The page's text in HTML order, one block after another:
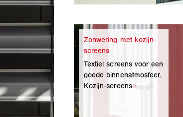
Textiel screens voor een
goede binnenatmosfeer.